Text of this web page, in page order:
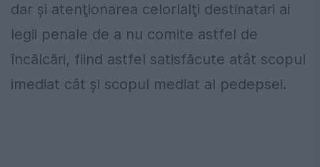
dar şi atenţionarea celorlalţi destinatari ai
legii penale de a nu comite astfel de
încălcări, fiind astfel satisfăcute atât scopul
imediat cât și scopul mediat al pedepsei.